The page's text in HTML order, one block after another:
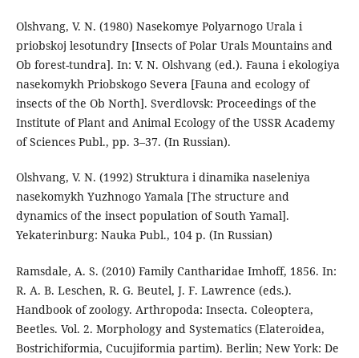
Olshvang, V. N. (1980) Nasekomye Polyarnogo Urala i
priobskoj lesotundry [Insects of Polar Urals Mountains and
Ob forest-tundra]. In: V. N. Olshvang (ed.). Fauna i ekologiya
nasekomykh Priobskogo Severa [Fauna and ecology of
insects of the Ob North]. Sverdlovsk: Proceedings of the
Institute of Plant and Animal Ecology of the USSR Academy
of Sciences Publ., pp. 3–37. (In Russian).
Olshvang, V. N. (1992) Struktura i dinamika naseleniya
nasekomykh Yuzhnogo Yamala [The structure and
dynamics of the insect population of South Yamal].
Yekaterinburg: Nauka Publ., 104 p. (In Russian)
Ramsdale, A. S. (2010) Family Cantharidae Imhoff, 1856. In:
R. A. B. Leschen, R. G. Beutel, J. F. Lawrence (eds.).
Handbook of zoology. Arthropoda: Insecta. Coleoptera,
Beetles. Vol. 2. Morphology and Systematics (Elateroidea,
Bostrichiformia, Cucujiformia partim). Berlin; New York: De